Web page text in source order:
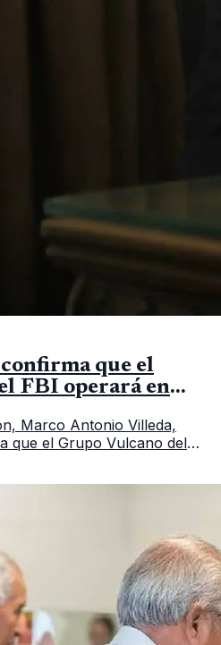
que el
FBI operará en
Marco Antonio Villeda,
que el Grupo Vulcano del
anterior del Ministerio